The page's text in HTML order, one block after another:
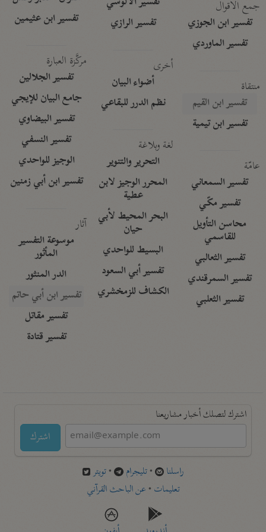
جمع الأقوال
تفسير ابن الجوزي
تفسير الماوردي
منتقاة
تفسير ابن القيم
تفسير ابن تيمية
عامّة
تفسير السمعاني
تفسير مكّي
محاسن التأويل
للقاسمي
تفسير الثعالبي
تفسير السمرقندي
تفسير الثعلبي
تفسير الرازي
أخرى
أضواء البيان
نظم الدرر للبقاعي
لغة وبلاغة
التحرير والتنوير
المحرر الوجيز لابن
عطية
البحر المحيط لأبي
حيان
البسيط للواحدي
تفسير أبي السعود
الكشاف للزمخشري
تفسير ابن عثيمين
مركَّزة العبارة
تفسير الجلالين
جامع البيان للإيجي
تفسير البيضاوي
تفسير النسفي
الوجيز للواحدي
تفسير ابن أبي زمنين
آثار
موسوعة التفسير
المأثور
الدر المنثور
تفسير ابن أبي حاتم
تفسير مقاتل
تفسير قتادة
اشترك لتصلك أخبار مشاريعنا
اشترك
راسلنا •تليجرام •تويتر
تعليمات •عن الباحث القرآني